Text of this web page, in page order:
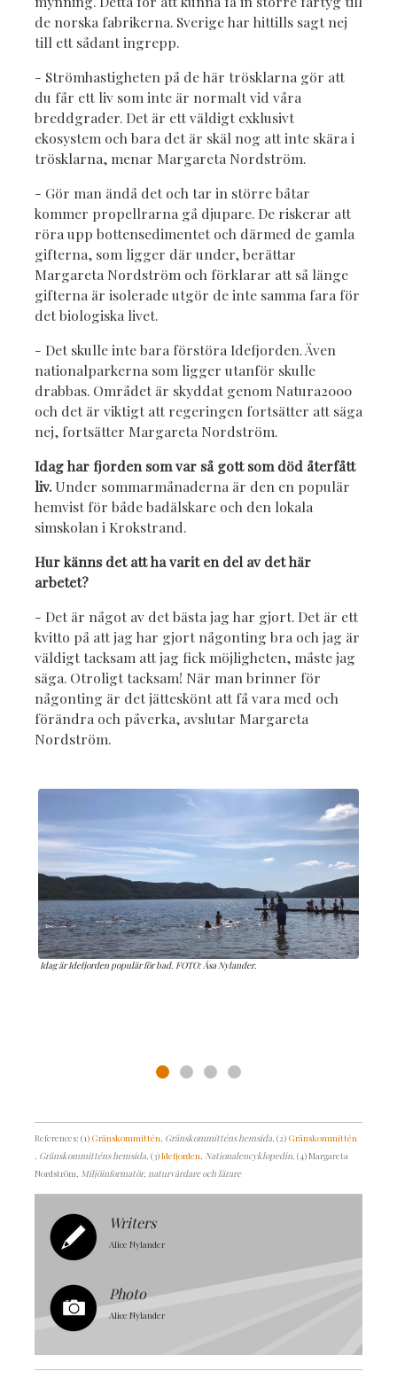
de norska fabrikerna. Sverige har hittills sagt nej
till ett sådant ingrepp.
- Strömhastigheten på de här trösklarna gör att
du får ett liv som inte är normalt vid våra
breddgrader. Det är ett väldigt exklusivt
ekosystem och bara det är skäl nog att inte skära i
trösklarna, menar Margareta Nordström.
- Gör man ändå det och tar in större båtar
kommer propellrarna gå djupare. De riskerar att
röra upp bottensedimentet och därmed de gamla
gifterna, som ligger där under, berättar
Margareta Nordström och förklarar att så länge
gifterna är isolerade utgör de inte samma fara för
det biologiska livet.
- Det skulle inte bara förstöra Idefjorden. Även
nationalparkerna som ligger utanför skulle
drabbas. Området är skyddat genom Natura2000
och det är viktigt att regeringen fortsätter att säga
nej, fortsätter Margareta Nordström.
Idag har fjorden som var så gott som död återfått
liv. Under sommarmånaderna är den en populär
hemvist för både badälskare och den lokala
simskolan i Krokstrand.
Hur känns det att ha varit en del av det här
arbetet?
- Det är något av det bästa jag har gjort. Det är ett
kvitto på att jag har gjort någonting bra och jag är
väldigt tacksam att jag fick möjligheten, måste jag
säga. Otroligt tacksam! När man brinner för
någonting är det jätteskönt att få vara med och
förändra och påverka, avslutar Margareta
Nordström.
References: (1) Gränskommittén, Gränskommitténs hemsida, (2) Gränskommittén
, Gränskommitténs hemsida, (3)Idefjorden, Nationalencyklopedin, (4) Margareta
Nordström, Miljöinformatör, naturvårdare och lärare
Writers
Alice Nylander
Photo
Alice Nylander